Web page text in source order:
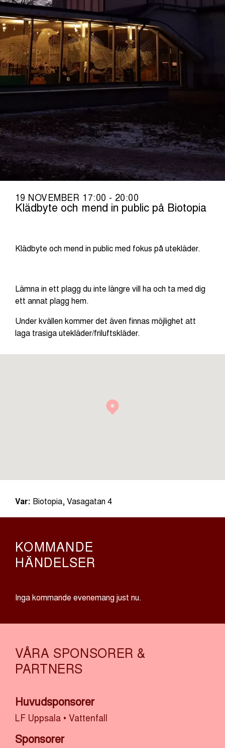
19 NOVEMBER 17:00 - 20:00
Klädbyte och mend in public på Biotopia
Klädbyte och mend in public med fokus på utekläder.
Lämna in ett plagg du inte längre vill ha och ta med dig
ett annat plagg hem.
Under kvällen kommer det även finnas möjlighet att
laga trasiga utekläder/friluftskläder.
Var: Biotopia, Vasagatan 4
KOMMANDE
HÄNDELSER
Inga kommande evenemang just nu.
VÅRA SPONSORER &
PARTNERS
Huvudsponsorer
LF Uppsala • Vattenfall
Sponsorer